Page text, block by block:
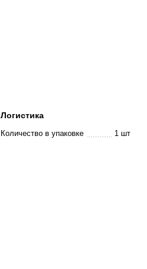
Логистика
Количество в упаковке 1 шт